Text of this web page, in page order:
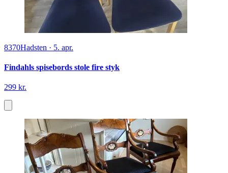
8370Hadsten · 5. apr.
Findahls spisebords stole fire styk
299 kr.